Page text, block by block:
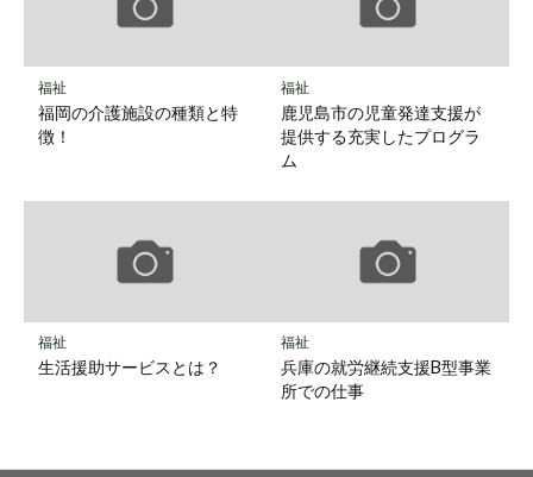
福祉
福岡の介護施設の種類と特
徴！
福祉
鹿児島市の児童発達支援が
提供する充実したプログラ
ム
福祉
生活援助サービスとは？
福祉
兵庫の就労継続支援B型事業
所での仕事